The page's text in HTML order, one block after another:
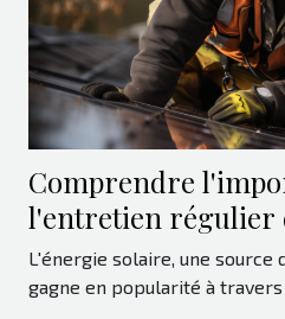
Comprendre
l'entretien régulier
solaires pour la
équipements
L'énergie solaire, une source
gagne en popularité à travers